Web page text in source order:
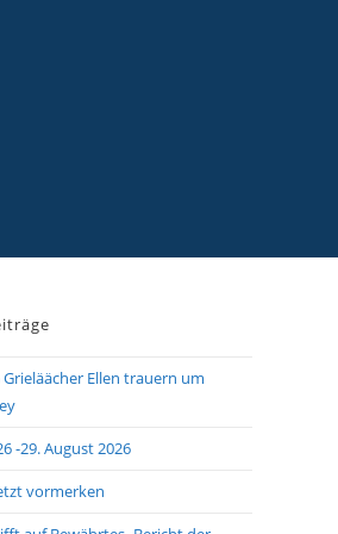
Grieläächer Ellen trauern um
-29. August 2026
vormerken